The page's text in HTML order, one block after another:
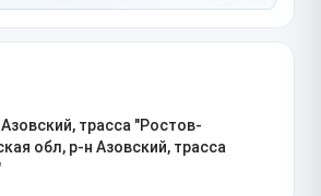
трасса "Ростов-
обл, р-н Азовский, трасса